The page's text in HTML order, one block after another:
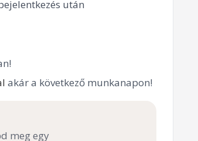
után
akár a következő munkanapon!
meg egy